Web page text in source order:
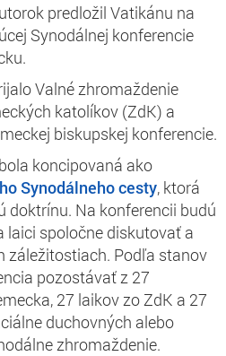
predložil Vatikánu na
Synodálnej konferencie
Valné zhromaždenie
katolíkov (ZdK) a
biskupskej konferencie.
koncipovaná ako
Synodálneho cesty, ktorá
doktrínu. Na konferencii budú
laici spoločne diskutovať a
záležitostiach. Podľa stanov
pozostávať z 27
27 laikov zo ZdK a 27
duchovných alebo
zhromaždenie.